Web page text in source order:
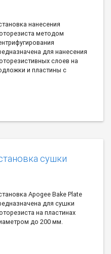
нанесения
методом
для нанесения
слоев на
и пластины с
сушки
Apogee Bake Plate
для сушки
на пластинах
до 200 мм.